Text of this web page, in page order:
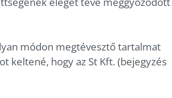
módon megtévesztő tartalmat
keltené, hogy az St Kft. (bejegyzés